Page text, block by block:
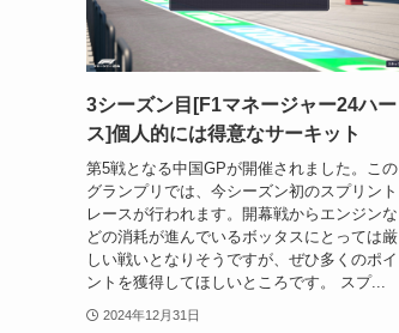
3シーズン目[F1マネージャー24ハー
ス]個人的には得意なサーキット
第5戦となる中国GPが開催されました。この
グランプリでは、今シーズン初のスプリント
レースが行われます。開幕戦からエンジンな
どの消耗が進んでいるボッタスにとっては厳
しい戦いとなりそうですが、ぜひ多くのポイ
ントを獲得してほしいところです。 スプ...
2024年12月31日